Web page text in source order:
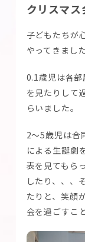
クリスマス
子どもたちが
やってきました
0.1歳児は各
を見たりして
らいました。
2～5歳児は合
による生誕劇
表を見てもら
したり、、、
たりと、笑顔
会を過ごすこ